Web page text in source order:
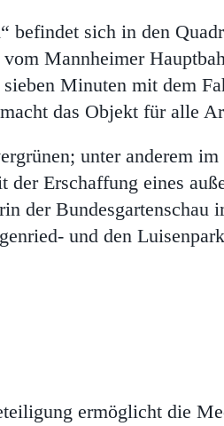
befindet sich in den
Mannheimer
Minuten mit dem
das Objekt für alle
unter anderem
Erschaffung eines
der
und den
ermöglicht die